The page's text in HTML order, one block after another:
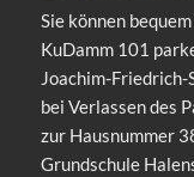
Sie können
KuDamm 101
Joachim-Friedrich-
bei Verlassen des
zur Hausnummer
Grundschule